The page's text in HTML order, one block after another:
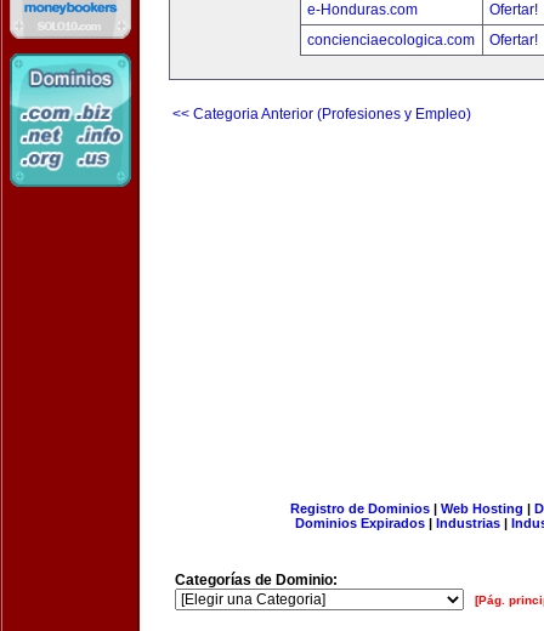
e-Honduras.com
Ofertar!
concienciaecologica.com
Ofertar!
<< Categoria Anterior (Profesiones y Empleo)
Registro de Dominios| Web Hosting |
Dominios Expirados | Industrias |
Categorías de Dominio:
[Pág.